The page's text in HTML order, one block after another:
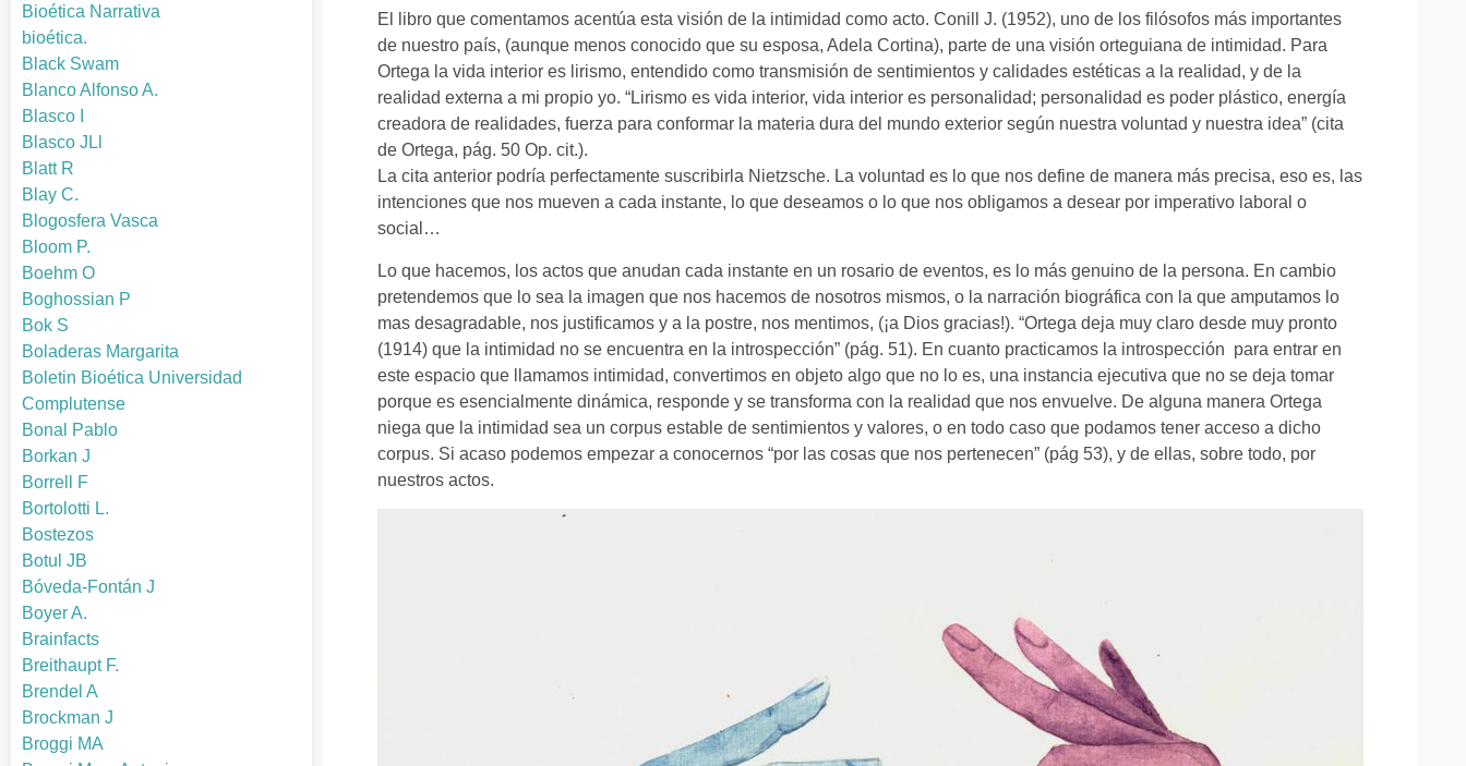
Bioética Narrativa
bioética.
Black Swam
Blanco Alfonso A.
Blasco I
Blasco JLl
Blatt R
Blay C.
Blogosfera Vasca
Bloom P.
Boehm O
Boghossian P
Bok S
Boladeras Margarita
Boletin Bioética Universidad
Complutense
Bonal Pablo
Borkan J
Borrell F
Bortolotti L.
Bostezos
Botul JB
Bóveda-Fontán J
Boyer A.
Brainfacts
Breithaupt F.
Brendel A
Brockman J
Broggi MA
El libro que comentamos acentúa esta visión de la intimidad como acto. Conill J. (1952), uno de los filósofos más importantes
de nuestro país, (aunque menos conocido que su esposa, Adela Cortina), parte de una visión orteguiana de intimidad. Para
Ortega la vida interior es lirismo, entendido como transmisión de sentimientos y calidades estéticas a la realidad, y de la
realidad externa a mi propio yo. “Lirismo es vida interior, vida interior es personalidad; personalidad es poder plástico, energía
creadora de realidades, fuerza para conformar la materia dura del mundo exterior según nuestra voluntad y nuestra idea” (cita
de Ortega, pág. 50 Op. cit.).
La cita anterior podría perfectamente suscribirla Nietzsche. La voluntad es lo que nos define de manera más precisa, eso es, las
intenciones que nos mueven a cada instante, lo que deseamos o lo que nos obligamos a desear por imperativo laboral o
social…
Lo que hacemos, los actos que anudan cada instante en un rosario de eventos, es lo más genuino de la persona. En cambio
pretendemos que lo sea la imagen que nos hacemos de nosotros mismos, o la narración biográfica con la que amputamos lo
mas desagradable, nos justificamos y a la postre, nos mentimos, (¡a Dios gracias!). “Ortega deja muy claro desde muy pronto
(1914) que la intimidad no se encuentra en la introspección” (pág. 51). En cuanto practicamos la introspección para entrar en
este espacio que llamamos intimidad, convertimos en objeto algo que no lo es, una instancia ejecutiva que no se deja tomar
porque es esencialmente dinámica, responde y se transforma con la realidad que nos envuelve. De alguna manera Ortega
niega que la intimidad sea un corpus estable de sentimientos y valores, o en todo caso que podamos tener acceso a dicho
corpus. Si acaso podemos empezar a conocernos “por las cosas que nos pertenecen” (pág 53), y de ellas, sobre todo, por
nuestros actos.